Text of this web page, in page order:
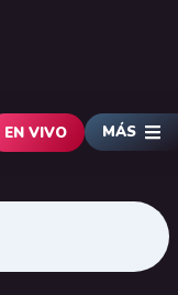
EN VIVO MÁS